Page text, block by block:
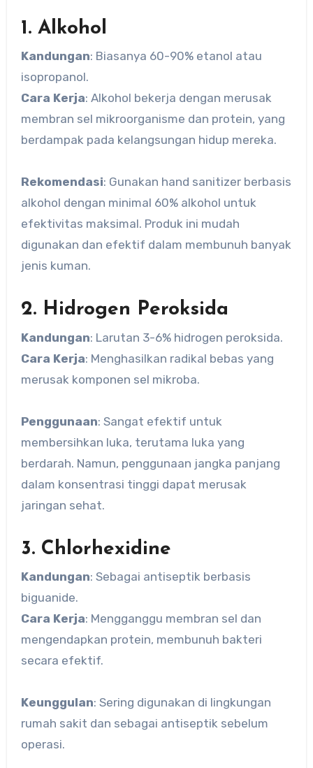
1. Alkohol
Kandungan: Biasanya 60-90% etanol atau
isopropanol.
Cara Kerja: Alkohol bekerja dengan merusak
membran sel mikroorganisme dan protein, yang
berdampak pada kelangsungan hidup mereka.
Rekomendasi: Gunakan hand sanitizer berbasis
alkohol dengan minimal 60% alkohol untuk
efektivitas maksimal. Produk ini mudah
digunakan dan efektif dalam membunuh banyak
jenis kuman.
2. Hidrogen Peroksida
Kandungan: Larutan 3-6% hidrogen peroksida.
Cara Kerja: Menghasilkan radikal bebas yang
merusak komponen sel mikroba.
Penggunaan: Sangat efektif untuk
membersihkan luka, terutama luka yang
berdarah. Namun, penggunaan jangka panjang
dalam konsentrasi tinggi dapat merusak
jaringan sehat.
3. Chlorhexidine
Kandungan: Sebagai antiseptik berbasis
biguanide.
Cara Kerja: Mengganggu membran sel dan
mengendapkan protein, membunuh bakteri
secara efektif.
Keunggulan: Sering digunakan di lingkungan
rumah sakit dan sebagai antiseptik sebelum
operasi.